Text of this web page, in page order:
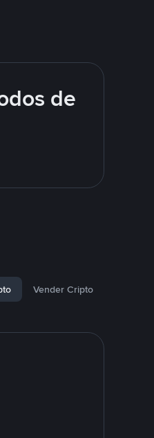
de
Vender Cripto